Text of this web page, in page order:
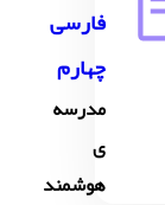
فارسی
چهارم
مدرسه
ی
هوشمند